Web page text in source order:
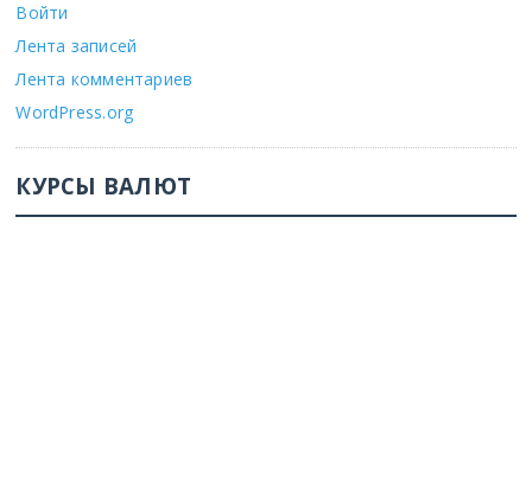
Войти
Лента записей
Лента комментариев
WordPress.org
КУРСЫ ВАЛЮТ